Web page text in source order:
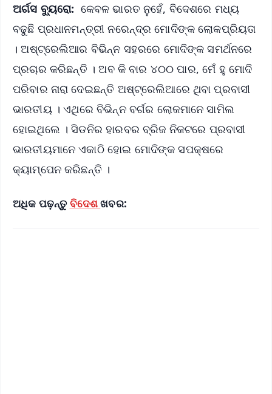
ଅର୍ଗସ ବ୍ୟୁରୋ: କେବଳ ଭାରତ ନୁହେଁ, ବିଦେଶରେ ମଧ୍ୟ
ବଢୁଛି ପ୍ରଧାନମନ୍ତ୍ରୀ ନରେନ୍ଦ୍ର ମୋଦିଙ୍କ ଲୋକପ୍ରିୟତା
। ଅଷ୍ଟ୍ରେଲିଆର ବିଭିନ୍ନ ସହରରେ ମୋଦିଙ୍କ ସମର୍ଥନରେ
ପ୍ରଚାର କରିଛନ୍ତି । ଅବ କି ବାର ୪୦୦ ପାର, ମେଁ ହୁ ମୋଦି
ପରିବାର ନାରା ଦେଇଛନ୍ତି ଅଷ୍ଟ୍ରେଲିଆରେ ଥିବା ପ୍ରବାସୀ
ଭାରତୀୟ । ଏଥିରେ ବିଭିନ୍ନ ବର୍ଗର ଲୋକମାନେ ସାମିଲ
ହୋଇଥିଲେ । ସିଡନିର ହାରବର ବ୍ରିଜ ନିକଟରେ ପ୍ରବାସୀ
ଭାରତୀୟମାନେ ଏକାଠି ହୋଇ ମୋଦିଙ୍କ ସପକ୍ଷରେ
କ୍ୟାମ୍ପେନ କରିଛନ୍ତି ।
ଅଧିକ ପଢ଼ନ୍ତୁ ବିଦେଶଖବର: